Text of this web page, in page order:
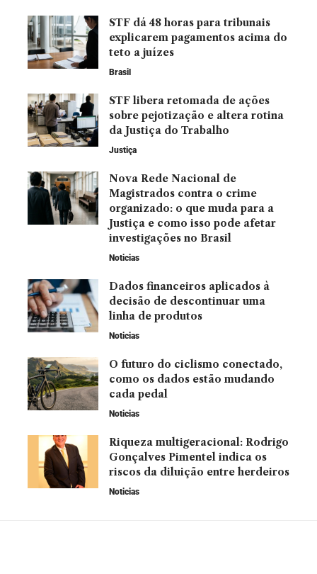
STF dá 48 horas para tribunais
explicarem pagamentos acima do
teto a juízes
Brasil
STF libera retomada de ações
sobre pejotização e altera rotina
da Justiça do Trabalho
Justiça
Nova Rede Nacional de
Magistrados contra o crime
organizado: o que muda para a
Justiça e como isso pode afetar
investigações no Brasil
Noticias
Dados financeiros aplicados à
decisão de descontinuar uma
linha de produtos
Noticias
O futuro do ciclismo conectado,
como os dados estão mudando
cada pedal
Noticias
Riqueza multigeracional: Rodrigo
Gonçalves Pimentel indica os
riscos da diluição entre herdeiros
Noticias